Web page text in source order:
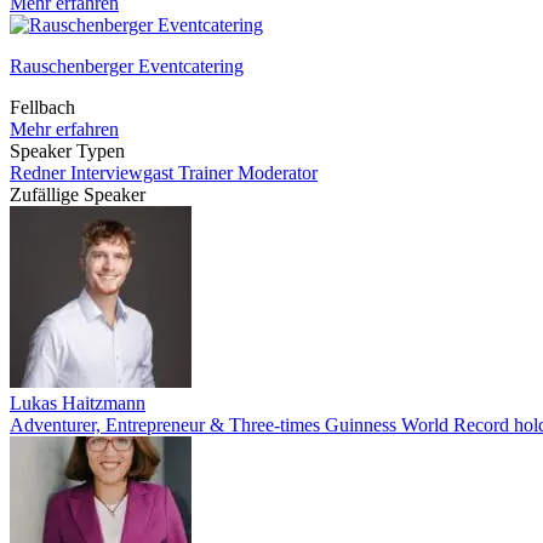
Rauschenberger Eventcatering
Fellbach
Mehr erfahren
Speaker Typen
RednerInterviewgast TrainerModerator
Zufällige Speaker
Lukas Haitzmann
Adventurer, Entrepreneur & Three-times Guinness World Record